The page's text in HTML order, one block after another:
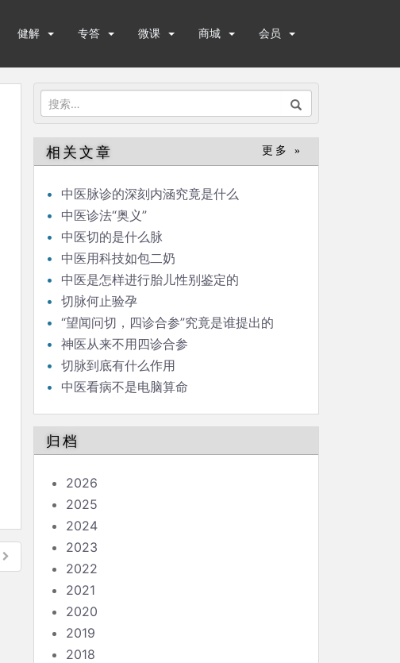
健解 专答 微课 商城 会员
搜
索：
相关文章 更多 »
中医脉诊的深刻内涵究竟是什么
中医诊法“奥义”
中医切的是什么脉
中医用科技如包二奶
中医是怎样进行胎儿性别鉴定的
切脉何止验孕
“望闻问切，四诊合参”究竟是谁提出的
神医从来不用四诊合参
切脉到底有什么作用
中医看病不是电脑算命
归档
2026
2025
2024
2023
2022
2021
2020
2019
2018